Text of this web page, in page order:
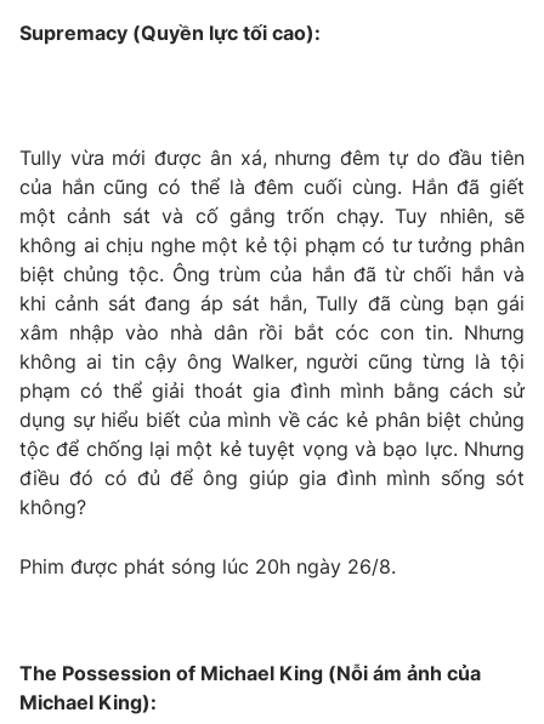
Supremacy (Quyền lực tối cao):
Tully vừa mới được ân xá, nhưng đêm tự do đầu tiên
của hắn cũng có thể là đêm cuối cùng. Hắn đã giết
một cảnh sát và cố gắng trốn chạy. Tuy nhiên, sẽ
không ai chịu nghe một kẻ tội phạm có tư tưởng phân
biệt chủng tộc. Ông trùm của hắn đã từ chối hắn và
khi cảnh sát đang áp sát hắn, Tully đã cùng bạn gái
xâm nhập vào nhà dân rồi bắt cóc con tin. Nhưng
không ai tin cậy ông Walker, người cũng từng là tội
phạm có thể giải thoát gia đình mình bằng cách sử
dụng sự hiểu biết của mình về các kẻ phân biệt chủng
tộc để chống lại một kẻ tuyệt vọng và bạo lực. Nhưng
điều đó có đủ để ông giúp gia đình mình sống sót
không?
Phim được phát sóng lúc 20h ngày 26/8.
The Possession of Michael King (Nỗi ám ảnh của
Michael King):